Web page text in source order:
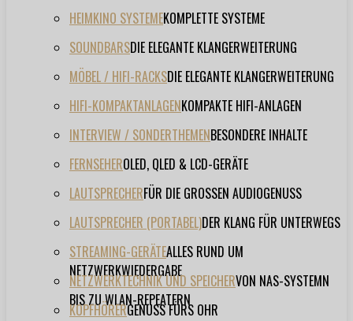
HEIMKINO SYSTEMEKOMPLETTE SYSTEME
SOUNDBARSDIE ELEGANTE KLANGERWEITERUNG
MÖBEL / HIFI-RACKSDIE ELEGANTE KLANGERWEITERUNG
HIFI-KOMPAKTANLAGENKOMPAKTE HIFI-ANLAGEN
INTERVIEW / SONDERTHEMENBESONDERE INHALTE
FERNSEHEROLED, QLED & LCD-GERÄTE
LAUTSPRECHERFÜR DIE GROSSEN AUDIOGENUSS
LAUTSPRECHER (PORTABEL)DER KLANG FÜR UNTERWEGS
STREAMING-GERÄTEALLES RUND UM
NETZWERKWIEDERGABE
NETZWERKTECHNIK UND SPEICHERVON NAS-SYSTEMN
BIS ZU WLAN-REPEATERN
KOPFHÖRERGENUSS FÜRS OHR